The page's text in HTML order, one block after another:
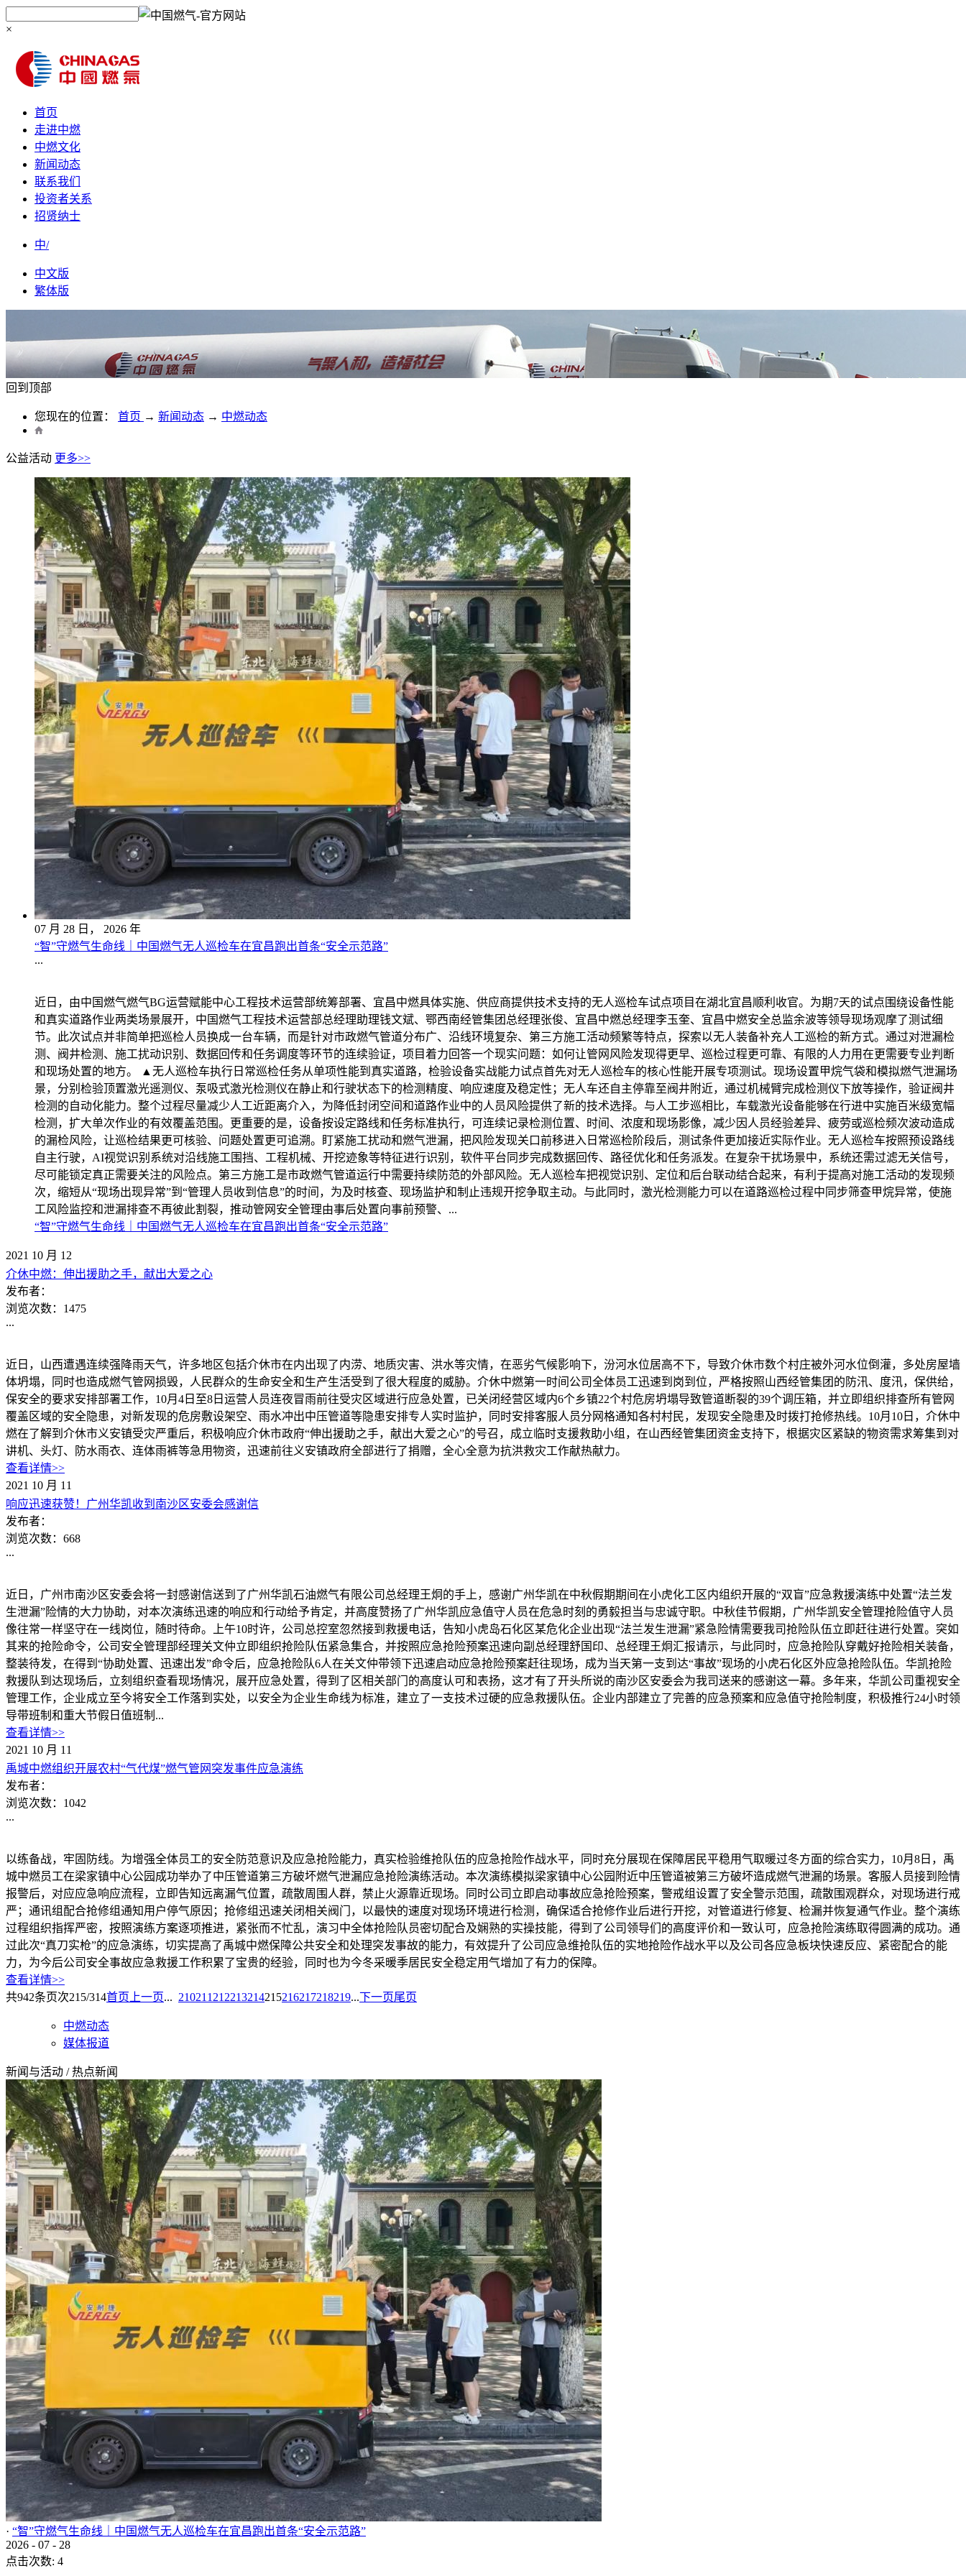
×
首页
走进中燃
中燃文化
新闻动态
联系我们
投资者关系
招贤纳士
中/
中文版
繁体版
回到顶部
您现在的位置： 首页 → 新闻动态 → 中燃动态
公益活动 更多>>
07 月 28 日， 2026 年
“智”守燃气生命线｜中国燃气无人巡检车在宜昌跑出首条“安全示范路”
...
近日，由中国燃气燃气BG运营赋能中心工程技术运营部统筹部署、宜昌中燃具体实施、供应商提供技术支持的无人巡检车试点项目在湖北宜昌顺利收官。为期7天的试点围绕设备性能
和真实道路作业两类场景展开，中国燃气工程技术运营部总经理助理钱文斌、鄂西南经管集团总经理张俊、宜昌中燃总经理李玉奎、宜昌中燃安全总监余波等领导现场观摩了测试细
节。此次试点并非简单把巡检人员换成一台车辆，而是针对市政燃气管道分布广、沿线环境复杂、第三方施工活动频繁等特点，探索以无人装备补充人工巡检的新方式。通过对泄漏检
测、阀井检测、施工扰动识别、数据回传和任务调度等环节的连续验证，项目着力回答一个现实问题：如何让管网风险发现得更早、巡检过程更可靠、有限的人力用在更需要专业判断
和现场处置的地方。 ▲无人巡检车执行日常巡检任务从单项性能到真实道路，检验设备实战能力试点首先对无人巡检车的核心性能开展专项测试。现场设置甲烷气袋和模拟燃气泄漏场
景，分别检验顶置激光遥测仪、泵吸式激光检测仪在静止和行驶状态下的检测精度、响应速度及稳定性；无人车还自主停靠至阀井附近，通过机械臂完成检测仪下放等操作，验证阀井
检测的自动化能力。整个过程尽量减少人工近距离介入，为降低封闭空间和道路作业中的人员风险提供了新的技术选择。与人工步巡相比，车载激光设备能够在行进中实施百米级宽幅
检测，扩大单次作业的有效覆盖范围。更重要的是，设备按设定路线和任务标准执行，可连续记录检测位置、时间、浓度和现场影像，减少因人员经验差异、疲劳或巡检频次波动造成
的漏检风险，让巡检结果更可核验、问题处置更可追溯。盯紧施工扰动和燃气泄漏，把风险发现关口前移进入日常巡检阶段后，测试条件更加接近实际作业。无人巡检车按照预设路线
自主行驶，AI视觉识别系统对沿线施工围挡、工程机械、开挖迹象等特征进行识别，软件平台同步完成数据回传、路径优化和任务派发。在复杂干扰场景中，系统还需过滤无关信号，
尽可能锁定真正需要关注的风险点。第三方施工是市政燃气管道运行中需要持续防范的外部风险。无人巡检车把视觉识别、定位和后台联动结合起来，有利于提高对施工活动的发现频
次，缩短从“现场出现异常”到“管理人员收到信息”的时间，为及时核查、现场监护和制止违规开挖争取主动。与此同时，激光检测能力可以在道路巡检过程中同步筛查甲烷异常，使施
工风险监控和泄漏排查不再彼此割裂，推动管网安全管理由事后处置向事前预警、...
“智”守燃气生命线｜中国燃气无人巡检车在宜昌跑出首条“安全示范路”
2021 10 月 12
介休中燃：伸出援助之手，献出大爱之心
发布者：
浏览次数： 1475
...
近日，山西遭遇连续强降雨天气，许多地区包括介休市在内出现了内涝、地质灾害、洪水等灾情，在恶劣气候影响下，汾河水位居高不下，导致介休市数个村庄被外河水位倒灌，多处房屋墙
体坍塌，同时也造成燃气管网损毁，人民群众的生命安全和生产生活受到了很大程度的威胁。介休中燃第一时间公司全体员工迅速到岗到位，严格按照山西经管集团的防汛、度汛，保供给，
保安全的要求安排部署工作，10月4日至8日运营人员连夜冒雨前往受灾区域进行应急处置，已关闭经营区域内6个乡镇22个村危房坍塌导致管道断裂的39个调压箱，并立即组织排查所有管网
覆盖区域的安全隐患，对新发现的危房敷设架空、雨水冲出中压管道等隐患安排专人实时监护，同时安排客服人员分网格通知各村村民，发现安全隐患及时拨打抢修热线。10月10日，介休中
燃在了解到介休市义安镇受灾严重后，积极响应介休市政府“伸出援助之手，献出大爱之心”的号召，成立临时支援救助小组，在山西经管集团资金支持下，根据灾区紧缺的物资需求筹集到对
讲机、头灯、防水雨衣、连体雨裤等急用物资，迅速前往义安镇政府全部进行了捐赠，全心全意为抗洪救灾工作献热献力。
查看详情>>
2021 10 月 11
响应迅速获赞！广州华凯收到南沙区安委会感谢信
发布者：
浏览次数： 668
...
近日，广州市南沙区安委会将一封感谢信送到了广州华凯石油燃气有限公司总经理王炯的手上，感谢广州华凯在中秋假期期间在小虎化工区内组织开展的“双盲”应急救援演练中处置“法兰发
生泄漏”险情的大力协助，对本次演练迅速的响应和行动给予肯定，并高度赞扬了广州华凯应急值守人员在危急时刻的勇毅担当与忠诚守职。中秋佳节假期，广州华凯安全管理抢险值守人员
像往常一样坚守在一线岗位，随时待命。上午10时许，公司总控室忽然接到救援电话，告知小虎岛石化区某危化企业出现“法兰发生泄漏”紧急险情需要我司抢险队伍立即赶往进行处置。突如
其来的抢险命令，公司安全管理部经理关文仲立即组织抢险队伍紧急集合，并按照应急抢险预案迅速向副总经理舒国印、总经理王炯汇报请示，与此同时，应急抢险队穿戴好抢险相关装备，
整装待发，在得到“协助处置、迅速出发”命令后，应急抢险队6人在关文仲带领下迅速启动应急抢险预案赶往现场，成为当天第一支到达“事故”现场的小虎石化区外应急抢险队伍。华凯抢险
救援队到达现场后，立刻组织查看现场情况，展开应急处置，得到了区相关部门的高度认可和表扬，这才有了开头所说的南沙区安委会为我司送来的感谢这一幕。多年来，华凯公司重视安全
管理工作，企业成立至今将安全工作落到实处，以安全为企业生命线为标准，建立了一支技术过硬的应急救援队伍。企业内部建立了完善的应急预案和应急值守抢险制度，积极推行24小时领
导带班制和重大节假日值班制...
查看详情>>
2021 10 月 11
禹城中燃组织开展农村“气代煤”燃气管网突发事件应急演练
发布者：
浏览次数： 1042
...
以练备战，牢固防线。为增强全体员工的安全防范意识及应急抢险能力，真实检验维抢队伍的应急抢险作战水平，同时充分展现在保障居民平稳用气取暖过冬方面的综合实力，10月8日，禹
城中燃员工在梁家镇中心公园成功举办了中压管道第三方破坏燃气泄漏应急抢险演练活动。本次演练模拟梁家镇中心公园附近中压管道被第三方破坏造成燃气泄漏的场景。客服人员接到险情
报警后，对应应急响应流程，立即告知远离漏气位置，疏散周围人群，禁止火源靠近现场。同时公司立即启动事故应急抢险预案，警戒组设置了安全警示范围，疏散围观群众，对现场进行戒
严；通讯组配合抢修组通知用户停气原因；抢修组迅速关闭相关阀门，以最快的速度对现场环境进行检测，确保适合抢修作业后进行开挖，对管道进行修复、检漏并恢复通气作业。整个演练
过程组织指挥严密，按照演练方案逐项推进，紧张而不忙乱，演习中全体抢险队员密切配合及娴熟的实操技能，得到了公司领导们的高度评价和一致认可，应急抢险演练取得圆满的成功。通
过此次“真刀实枪”的应急演练，切实提高了禹城中燃保障公共安全和处理突发事故的能力，有效提升了公司应急维抢队伍的实地抢险作战水平以及公司各应急板块快速反应、紧密配合的能
力，为今后公司安全事故应急救援工作积累了宝贵的经验，同时也为今冬采暖季居民安全稳定用气增加了有力的保障。
查看详情>>
共942条页次215/314首页 上一页... 210211 212213214215216217218219...下一页尾页
中燃动态
媒体报道
新闻与活动 / 热点新闻
· “智”守燃气生命线｜中国燃气无人巡检车在宜昌跑出首条“安全示范路”
2026 - 07 - 28
点击次数: 4